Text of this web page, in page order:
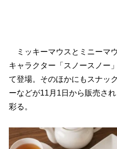
ミッキーマウスとミニーマ
キャラクター「スノースノー
て登場。そのほかにもスナッ
ーなどが11月1日から販売さ
彩る。